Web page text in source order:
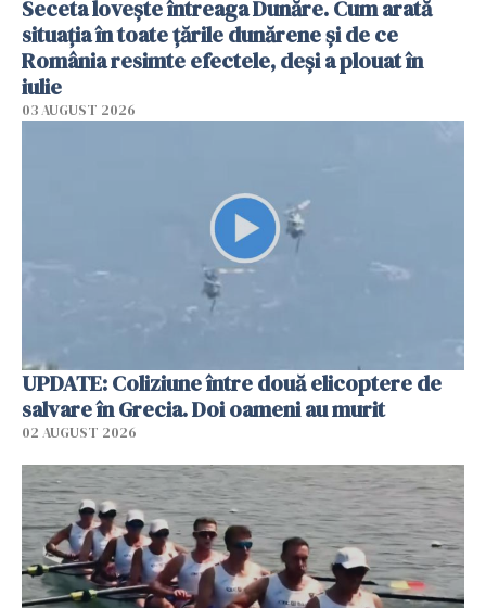
Seceta lovește întreaga Dunăre. Cum arată
situația în toate țările dunărene și de ce
România resimte efectele, deși a plouat în
iulie
03 AUGUST 2026
UPDATE: Coliziune între două elicoptere de
salvare în Grecia. Doi oameni au murit
02 AUGUST 2026